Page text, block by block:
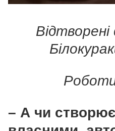
Відтворені
– А чи